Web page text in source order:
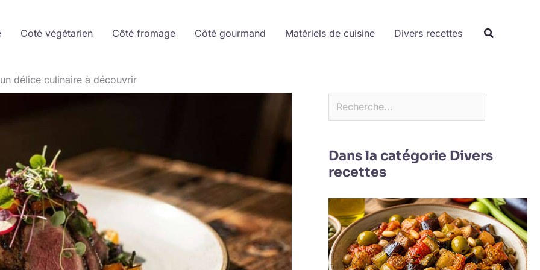
Coté végétarien Côté fromage Côté gourmand Matériels de cuisine Divers recettes
délice culinaire à découvrir
Dans la catégorie Divers
recettes